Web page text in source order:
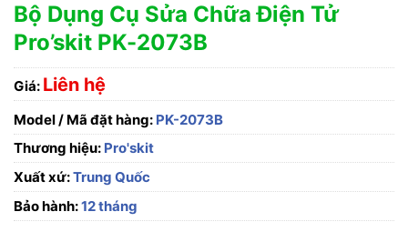
Bộ Dụng Cụ Sửa Chữa Điện Tử
Pro’skit PK-2073B
Giá: Liên hệ
Model / Mã đặt hàng: PK-2073B
Thương hiệu: Pro'skit
Xuất xứ:Trung Quốc
Bảo hành:12 tháng